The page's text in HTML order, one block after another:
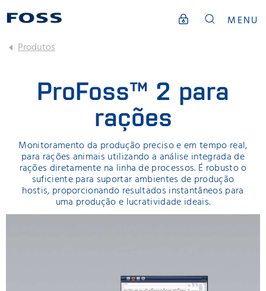
MENU
Produtos
ProFoss™ 2 para
rações
Monitoramento da produção preciso e em tempo real,
para rações animais utilizando a análise integrada de
rações diretamente na linha de processos. É robusto o
suficiente para suportar ambientes de produção
hostis, proporcionando resultados instantâneos para
uma produção e lucratividade ideais.